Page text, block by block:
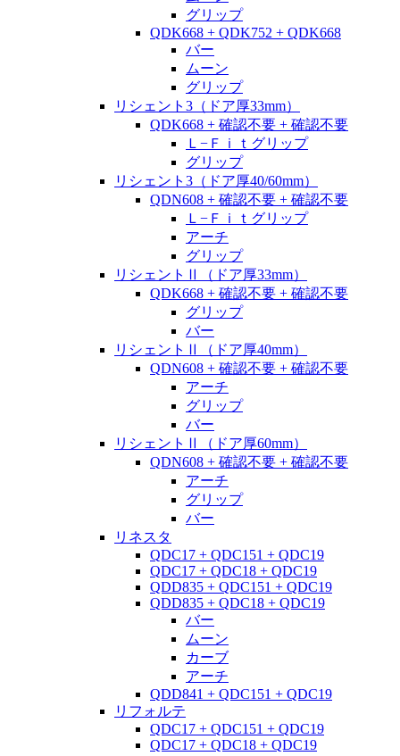
グリップ
QDK668 + QDK752 + QDK668
バー
ムーン
グリップ
リシェント3（ドア厚33mm）
QDK668 + 確認不要 + 確認不要
Ｌ−Ｆｉｔグリップ
グリップ
リシェント3（ドア厚40/60mm）
QDN608 + 確認不要 + 確認不要
Ｌ−Ｆｉｔグリップ
アーチ
グリップ
リシェントⅡ（ドア厚33mm）
QDK668 + 確認不要 + 確認不要
グリップ
バー
リシェントⅡ（ドア厚40mm）
QDN608 + 確認不要 + 確認不要
アーチ
グリップ
バー
リシェントⅡ（ドア厚60mm）
QDN608 + 確認不要 + 確認不要
アーチ
グリップ
バー
リネスタ
QDC17 + QDC151 + QDC19
QDC17 + QDC18 + QDC19
QDD835 + QDC151 + QDC19
QDD835 + QDC18 + QDC19
バー
ムーン
カーブ
アーチ
QDD841 + QDC151 + QDC19
リフォルテ
QDC17 + QDC151 + QDC19
QDC17 + QDC18 + QDC19